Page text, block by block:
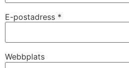
E-postadress *
Webbplats